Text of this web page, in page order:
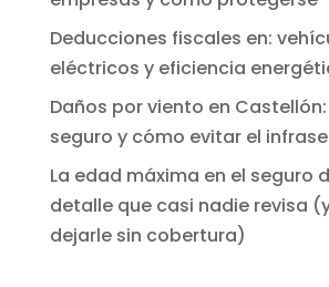
Deducciones fiscales en:
eléctricos y eficiencia
Daños por viento en
seguro y cómo evitar el
La edad máxima en el seguro
detalle que casi nadie revisa
dejarle sin cobertura)